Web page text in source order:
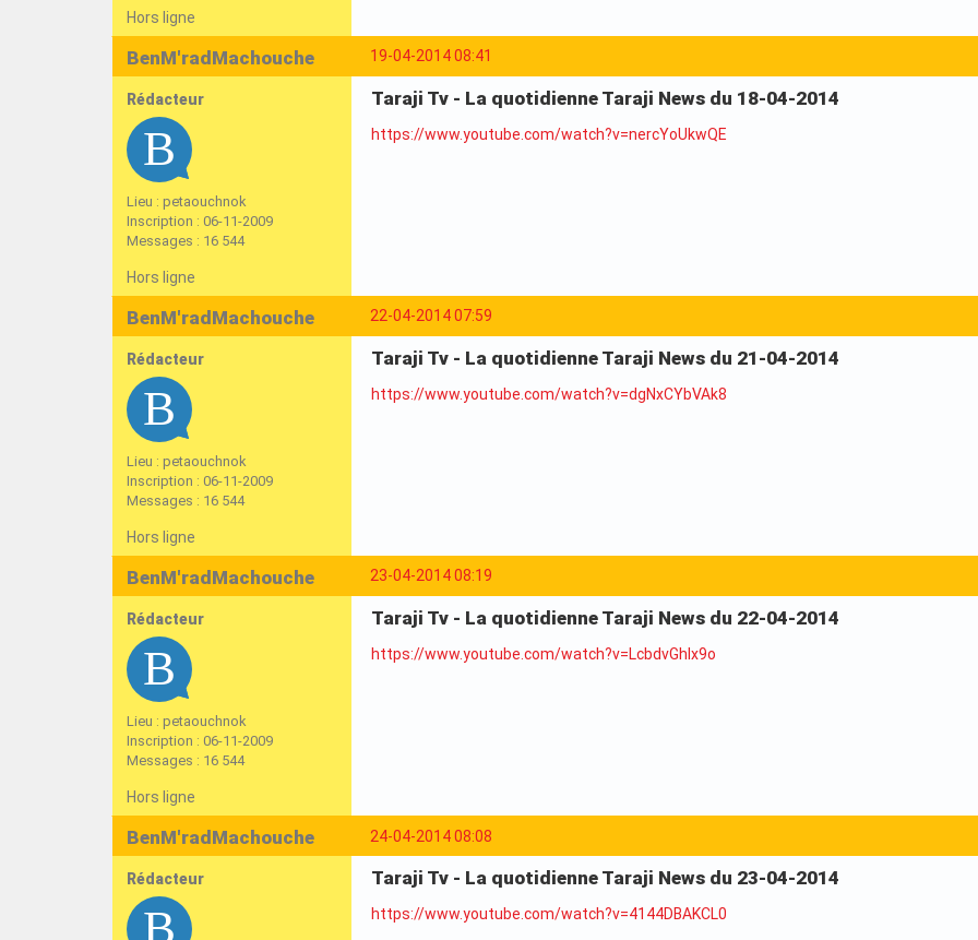
Hors ligne
19-04-2014 08:41
BenM'radMachouche
Rédacteur
Lieu : petaouchnok
Inscription : 06-11-2009
Messages : 16 544
Taraji Tv - La quotidienne Taraji News du 18-04-2014
https://www.youtube.com/watch?v=nercYoUkwQE
Hors ligne
22-04-2014 07:59
BenM'radMachouche
Rédacteur
Lieu : petaouchnok
Inscription : 06-11-2009
Messages : 16 544
Taraji Tv - La quotidienne Taraji News du 21-04-2014
https://www.youtube.com/watch?v=dgNxCYbVAk8
Hors ligne
23-04-2014 08:19
BenM'radMachouche
Rédacteur
Lieu : petaouchnok
Inscription : 06-11-2009
Messages : 16 544
Taraji Tv - La quotidienne Taraji News du 22-04-2014
https://www.youtube.com/watch?v=LcbdvGhIx9o
Hors ligne
24-04-2014 08:08
BenM'radMachouche
Rédacteur Taraji Tv - La quotidienne Taraji News du 23-04-2014
https://www.youtube.com/watch?v=4144DBAKCL0